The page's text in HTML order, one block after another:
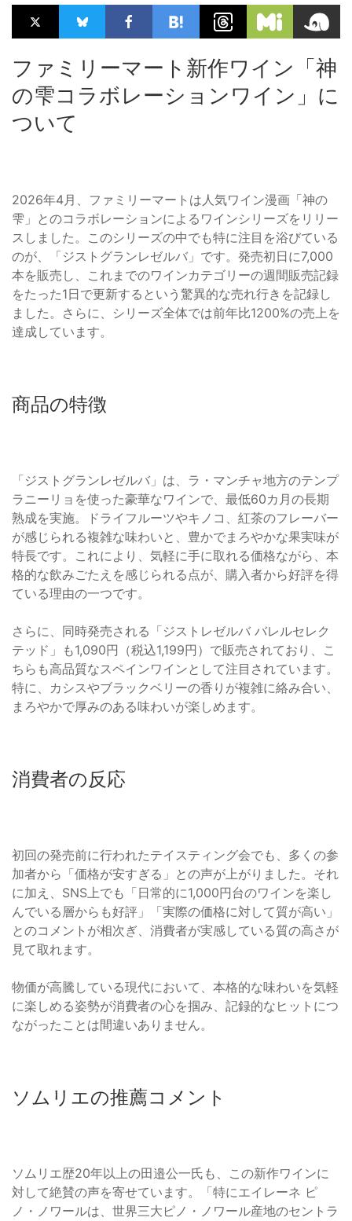
ファミリーマート新作ワイン「神
の雫コラボレーションワイン」に
ついて
2026年4月、ファミリーマートは人気ワイン漫画「神の
雫」とのコラボレーションによるワインシリーズをリリー
スしました。このシリーズの中でも特に注目を浴びている
のが、「ジストグランレゼルバ」です。発売初日に7,000
本を販売し、これまでのワインカテゴリーの週間販売記録
をたった1日で更新するという驚異的な売れ行きを記録し
ました。さらに、シリーズ全体では前年比1200%の売上を
達成しています。
商品の特徴
「ジストグランレゼルバ」は、ラ・マンチャ地方のテンプ
ラニーリョを使った豪華なワインで、最低60カ月の長期
熟成を実施。ドライフルーツやキノコ、紅茶のフレーバー
が感じられる複雑な味わいと、豊かでまろやかな果実味が
特長です。これにより、気軽に手に取れる価格ながら、本
格的な飲みごたえを感じられる点が、購入者から好評を得
ている理由の一つです。
さらに、同時発売される「ジストレゼルバ バレルセレク
テッド」も1,090円（税込1,199円）で販売されており、こ
ちらも高品質なスペインワインとして注目されています。
特に、カシスやブラックベリーの香りが複雑に絡み合い、
まろやかで厚みのある味わいが楽しめます。
消費者の反応
初回の発売前に行われたテイスティング会でも、多くの参
加者から「価格が安すぎる」との声が上がりました。それ
に加え、SNS上でも「日常的に1,000円台のワインを楽し
んでいる層からも好評」「実際の価格に対して質が高い」
とのコメントが相次ぎ、消費者が実感している質の高さが
見て取れます。
物価が高騰している現代において、本格的な味わいを気軽
に楽しめる姿勢が消費者の心を掴み、記録的なヒットにつ
ながったことは間違いありません。
ソムリエの推薦コメント
ソムリエ歴20年以上の田邉公一氏も、この新作ワインに
対して絶賛の声を寄せています。「特にエイレーネ ピ
ノ・ノワールは、世界三大ピノ・ノワール産地のセントラ